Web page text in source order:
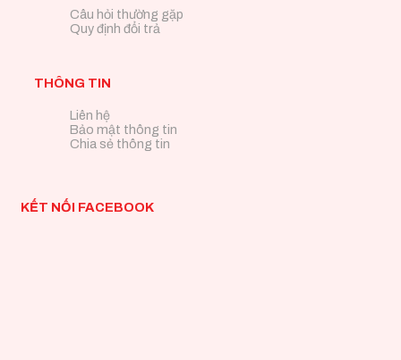
Câu hỏi thường gặp
Quy định đổi trả
THÔNG TIN
Liên hệ
Bảo mật thông tin
Chia sẻ thông tin
KẾT NỐI FACEBOOK